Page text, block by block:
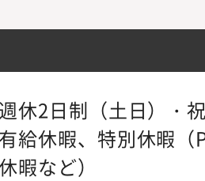
休2日制（土日）・
給休暇、特別休暇
暇など）